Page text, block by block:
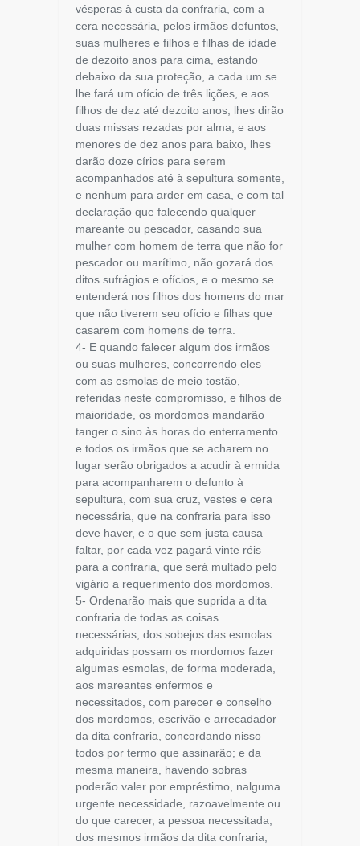
vésperas à custa da confraria, com a
cera necessária, pelos irmãos defuntos,
suas mulheres e filhos e filhas de idade
de dezoito anos para cima, estando
debaixo da sua proteção, a cada um se
lhe fará um ofício de três lições, e aos
filhos de dez até dezoito anos, lhes dirão
duas missas rezadas por alma, e aos
menores de dez anos para baixo, lhes
darão doze círios para serem
acompanhados até à sepultura somente,
e nenhum para arder em casa, e com tal
declaração que falecendo qualquer
mareante ou pescador, casando sua
mulher com homem de terra que não for
pescador ou marítimo, não gozará dos
ditos sufrágios e ofícios, e o mesmo se
entenderá nos filhos dos homens do mar
que não tiverem seu ofício e filhas que
casarem com homens de terra.
4- E quando falecer algum dos irmãos
ou suas mulheres, concorrendo eles
com as esmolas de meio tostão,
referidas neste compromisso, e filhos de
maioridade, os mordomos mandarão
tanger o sino às horas do enterramento
e todos os irmãos que se acharem no
lugar serão obrigados a acudir à ermida
para acompanharem o defunto à
sepultura, com sua cruz, vestes e cera
necessária, que na confraria para isso
deve haver, e o que sem justa causa
faltar, por cada vez pagará vinte réis
para a confraria, que será multado pelo
vigário a requerimento dos mordomos.
5- Ordenarão mais que suprida a dita
confraria de todas as coisas
necessárias, dos sobejos das esmolas
adquiridas possam os mordomos fazer
algumas esmolas, de forma moderada,
aos mareantes enfermos e
necessitados, com parecer e conselho
dos mordomos, escrivão e arrecadador
da dita confraria, concordando nisso
todos por termo que assinarão; e da
mesma maneira, havendo sobras
poderão valer por empréstimo, nalguma
urgente necessidade, razoavelmente ou
do que carecer, a pessoa necessitada,
dos mesmos irmãos da dita confraria,